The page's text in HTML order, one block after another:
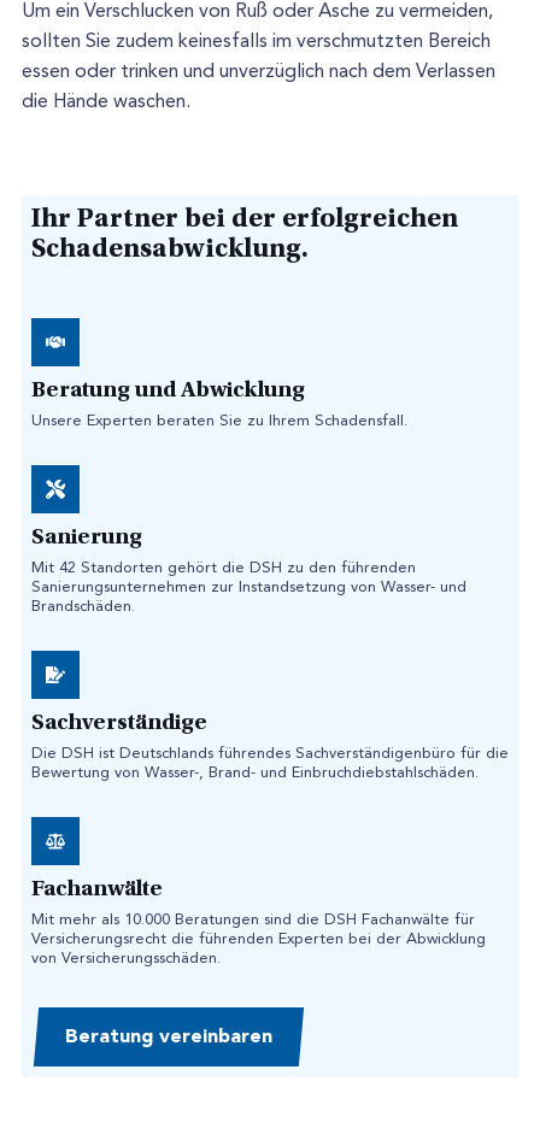
Um ein Verschlucken von Ruß oder Asche zu vermeiden,
sollten Sie zudem keinesfalls im verschmutzten Bereich
essen oder trinken und unverzüglich nach dem Verlassen
die Hände waschen.
Ihr Partner bei der erfolgreichen
Schadensabwicklung.
Beratung und Abwicklung
Unsere Experten beraten Sie zu Ihrem Schadensfall.
Sanierung
Mit 42 Standorten gehört die DSH zu den führenden
Sanierungsunternehmen zur Instandsetzung von Wasser- und
Brandschäden.
Sachverständige
Die DSH ist Deutschlands führendes Sachverständigenbüro für die
Bewertung von Wasser-, Brand- und Einbruchdiebstahlschäden.
Fachanwälte
Mit mehr als 10.000 Beratungen sind die DSH Fachanwälte für
Versicherungsrecht die führenden Experten bei der Abwicklung
von Versicherungsschäden.
Beratung vereinbaren